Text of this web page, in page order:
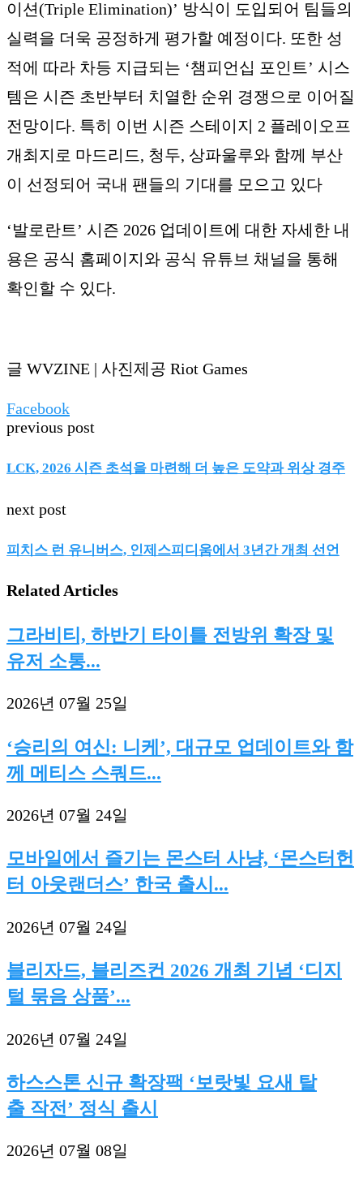
이션(Triple Elimination)’ 방식이 도입되어 팀들의
실력을 더욱 공정하게 평가할 예정이다. 또한 성
적에 따라 차등 지급되는 ‘챔피언십 포인트’ 시스
템은 시즌 초반부터 치열한 순위 경쟁으로 이어질
전망이다. 특히 이번 시즌 스테이지 2 플레이오프
개최지로 마드리드, 청두, 상파울루와 함께 부산
이 선정되어 국내 팬들의 기대를 모으고 있다
‘발로란트’ 시즌 2026 업데이트에 대한 자세한 내
용은 공식 홈페이지와 공식 유튜브 채널을 통해
확인할 수 있다.
글 WVZINE | 사진제공 Riot Games
Facebook
previous post
LCK, 2026 시즌 초석을 마련해 더 높은 도약과 위상 경주
next post
피치스 런 유니버스, 인제스피디움에서 3년간 개최 선언
Related Articles
그라비티, 하반기 타이틀 전방위 확장 및
유저 소통...
2026년 07월 25일
‘승리의 여신: 니케’, 대규모 업데이트와 함
께 메티스 스쿼드...
2026년 07월 24일
모바일에서 즐기는 몬스터 사냥, ‘몬스터헌
터 아웃랜더스’ 한국 출시...
2026년 07월 24일
블리자드, 블리즈컨 2026 개최 기념 ‘디지
털 묶음 상품’...
2026년 07월 24일
하스스톤 신규 확장팩 ‘보랏빛 요새 탈
출 작전’ 정식 출시
2026년 07월 08일